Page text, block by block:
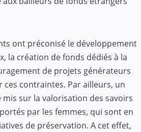
ont préconisé le développement
la création de fonds dédiés à la
de projets générateurs
contraintes. Par ailleurs, un
sur la valorisation des savoirs
par les femmes, qui sont en
de préservation. A cet effet,